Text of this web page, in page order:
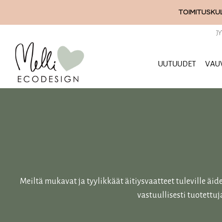
UUTUUDET
Meiltä mukavat ja tyylikkäät äitiysvaatteet tuleville
vastuullisesti